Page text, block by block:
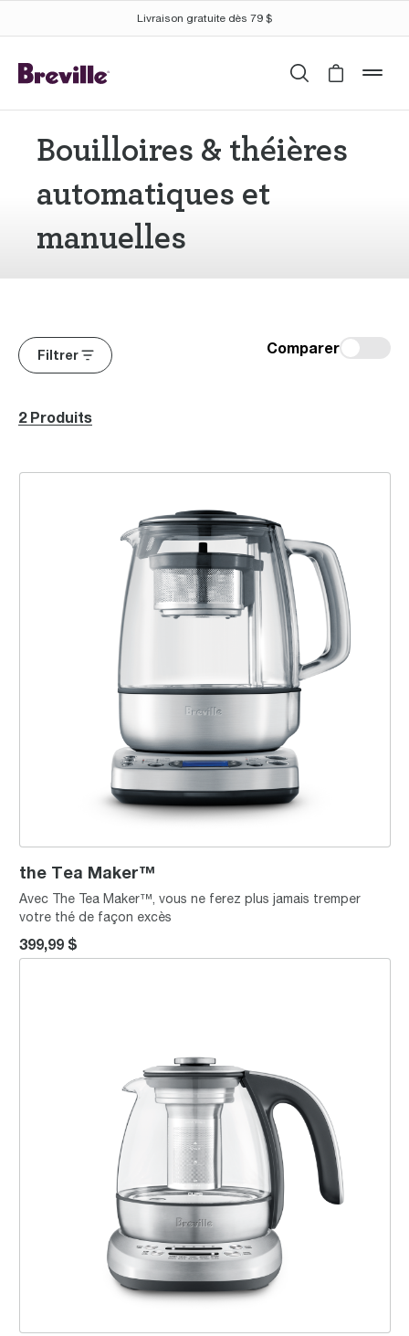
Livraison gratuite dès 79 $
Recherche
Cart is
Bouilloires & théières
automatiques et
manuelles
Filtrer Comparer
2 Produits
the Tea Maker™
the Tea Maker™
Avec The Tea Maker™, vous ne ferez plus jamais tremper
votre thé de façon excès
399,99 $
the Breville Smart Tea Infuser™ Compact